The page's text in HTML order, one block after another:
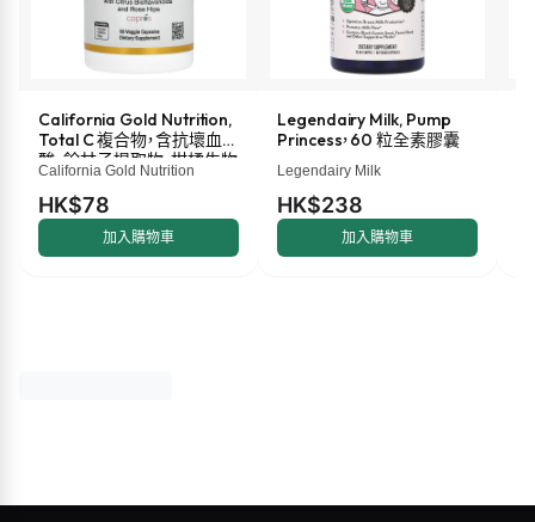
California Gold Nutrition,
Total C 複合物，含抗壞血
酸、餘甘子提取物、柑橘生物
類黃酮和玫瑰果提取物，
500 毫克，60 粒素食膠囊
California Gold Nutrition
HK$78
加入購物車
Legendairy Milk, Pump
Princess，60 粒全素膠囊
Legendairy Milk
HK$238
加入購物車